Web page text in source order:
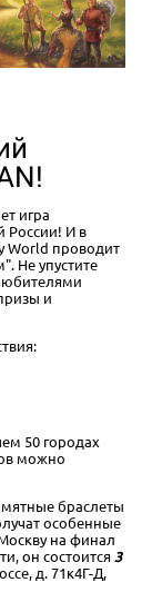
игра
России! И в
World проводит
Не упустите
и
50 городах
можно
браслеты
особенные
на финал
он состоится 3
д. 71к4Г-Д,